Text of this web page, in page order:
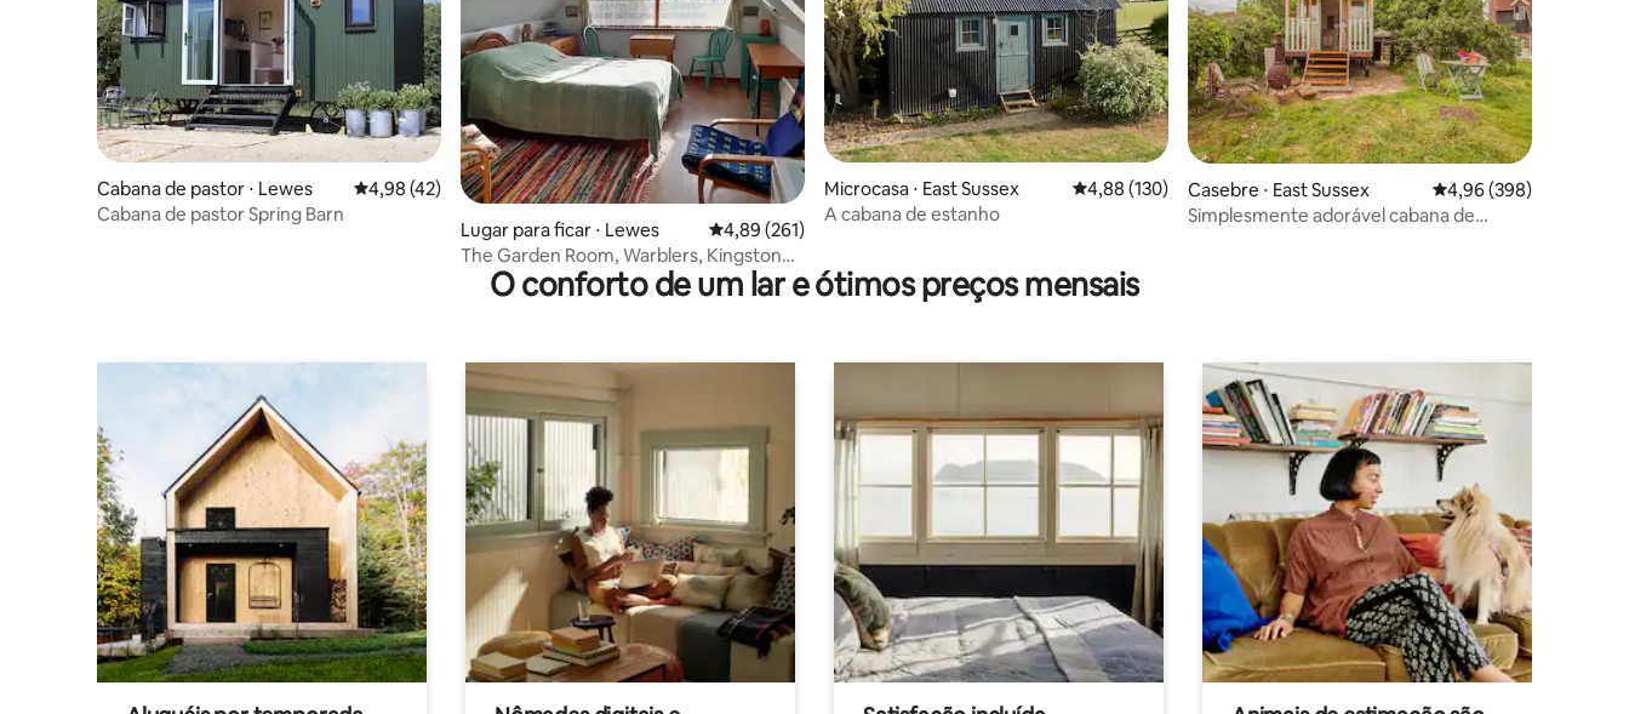
Cabana de pastor ⋅ Lewes 4,98 de uma avaliação média de 5, 42 avaliações
4,98 (42)
Cabana de pastor Spring Barn
Lugar para ficar ⋅ Lewes 4,89 de uma avaliação média de 5, 261 avaliações
4,89 (261)
The Garden Room, Warblers, Kingston
Road, Lewes
Microcasa ⋅ East Sussex 4,88 de uma avaliação média de 5, 130 avaliações
4,88 (130)
A cabana de estanho
Casebre ⋅ East Sussex 4,96 de uma avaliação
4,96 (398)
Simplesmente adorável cabana de
O conforto de um lar e ótimos preços mensais